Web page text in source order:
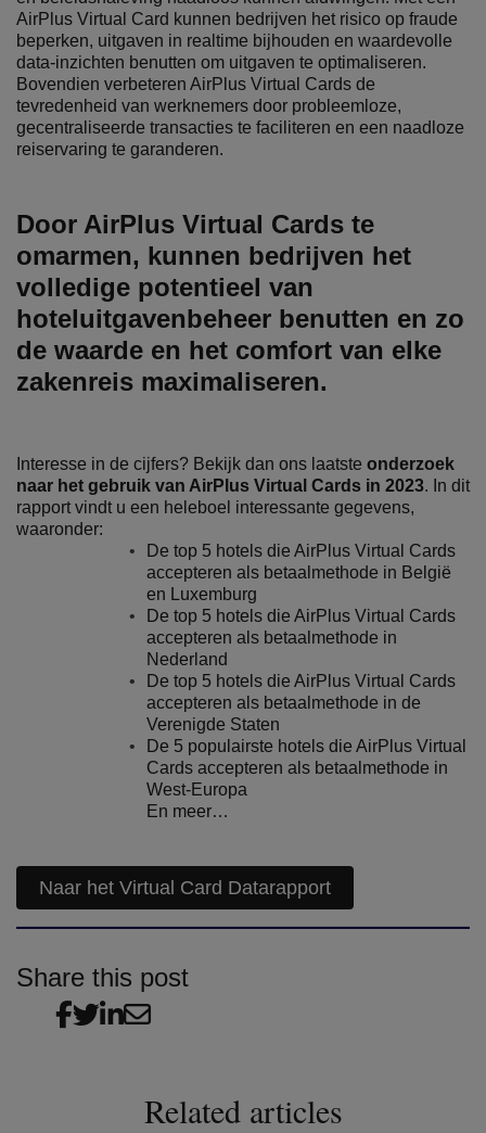
AirPlus Virtual Card kunnen bedrijven het risico op fraude
beperken, uitgaven in realtime bijhouden en waardevolle
data-inzichten benutten om uitgaven te optimaliseren.
Bovendien verbeteren AirPlus Virtual Cards de
tevredenheid van werknemers door probleemloze,
gecentraliseerde transacties te faciliteren en een naadloze
reiservaring te garanderen.
Door AirPlus Virtual Cards te
omarmen, kunnen bedrijven het
volledige potentieel van
hoteluitgavenbeheer benutten en zo
de waarde en het comfort van elke
zakenreis maximaliseren.
Interesse in de cijfers? Bekijk dan ons laatste onderzoek
naar het gebruik van AirPlus Virtual Cards in 2023. In dit
rapport vindt u een heleboel interessante gegevens,
waaronder:
De top 5 hotels die AirPlus Virtual Cards
accepteren als betaalmethode in België
en Luxemburg
De top 5 hotels die AirPlus Virtual Cards
accepteren als betaalmethode in
Nederland
De top 5 hotels die AirPlus Virtual Cards
accepteren als betaalmethode in de
Verenigde Staten
De 5 populairste hotels die AirPlus Virtual
Cards accepteren als betaalmethode in
West-Europa
En meer…
Naar het Virtual Card Datarapport
Share this post
Related articles